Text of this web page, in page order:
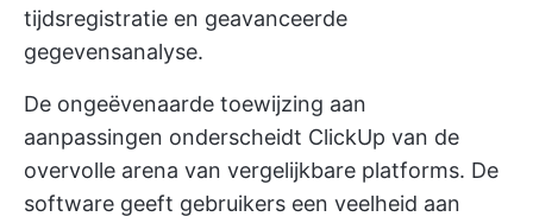
tijdsregistratie en geavanceerde
gegevensanalyse.
De ongeëvenaarde toewijzing aan
aanpassingen onderscheidt ClickUp van de
overvolle arena van vergelijkbare platforms. De
software geeft gebruikers een veelheid aan